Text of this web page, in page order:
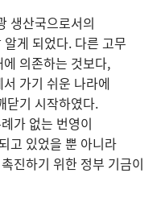
생산국으로서의
알게 되었다. 다른 고무
의존하는 것보다,
가기 쉬운 나라에
닫기 시작하였다.
가 없는 번영이
고 있었을 뿐 아니라
진하기 위한 정부 기금이